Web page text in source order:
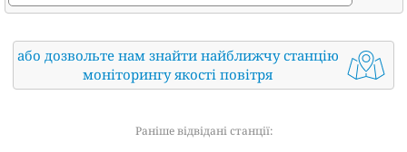
або дозвольте нам знайти найближчу станцію
моніторингу якості повітря
Раніше відвідані станції: